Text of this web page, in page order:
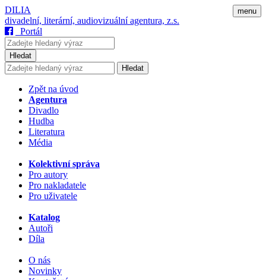
menu
DILIA
divadelní, literární, audiovizuální agentura, z.s.
Portál
Hledat
Hledat
Zpět na úvod
Agentura
Divadlo
Hudba
Literatura
Média
Kolektivní správa
Pro autory
Pro nakladatele
Pro uživatele
Katalog
Autoři
Díla
O nás
Novinky